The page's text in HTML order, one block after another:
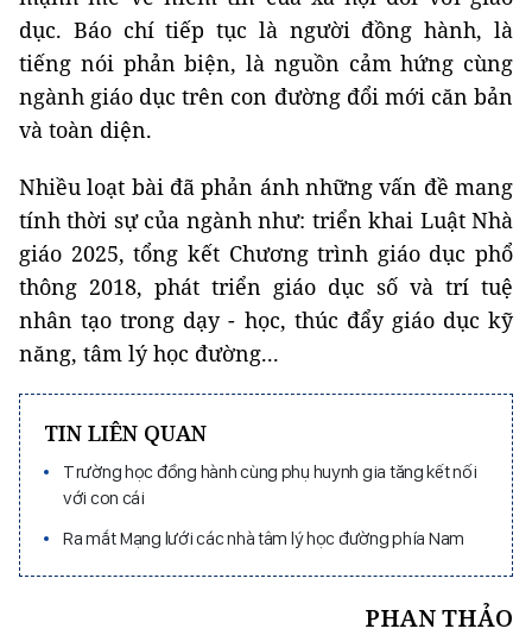
dục. Báo chí tiếp tục là người đồng hành, là
tiếng nói phản biện, là nguồn cảm hứng cùng
ngành giáo dục trên con đường đổi mới căn bản
và toàn diện.
Nhiều loạt bài đã phản ánh những vấn đề mang
tính thời sự của ngành như: triển khai Luật Nhà
giáo 2025, tổng kết Chương trình giáo dục phổ
thông 2018, phát triển giáo dục số và trí tuệ
nhân tạo trong dạy - học, thúc đẩy giáo dục kỹ
năng, tâm lý học đường...
TIN LIÊN QUAN
Trường học đồng hành cùng phụ huynh gia tăng kết nối
với con cái
Ra mắt Mạng lưới các nhà tâm lý học đường phía Nam
PHAN THẢO